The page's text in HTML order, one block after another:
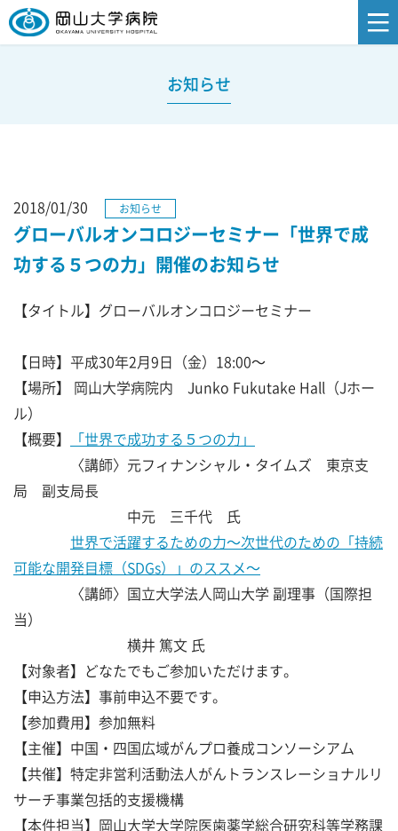
お知らせ
2018/01/30 お知らせ
グローバルオンコロジーセミナー「世界で成
功する５つの力」開催のお知らせ
【タイトル】グローバルオンコロジーセミナー
【日時】平成30年2月9日（金）18:00～
【場所】 岡山大学病院内 Junko Fukutake Hall（Jホー
ル）
【概要】
「世界で成功する５つの力」
〈講師〉元フィナンシャル・タイムズ 東京支
局 副支局長
中元 三千代 氏
世界で活躍するための力～次世代のための「持続
可能な開発目標（SDGs）」のススメ～
〈講師〉国立大学法人岡山大学 副理事（国際担
当）
横井 篤文 氏
【対象者】どなたでもご参加いただけます。
【申込方法】事前申込不要です。
【参加費用】参加無料
【主催】中国・四国広域がんプロ養成コンソーシアム
【共催】特定非営利活動法人がんトランスレーショナルリ
サーチ事業包括的支援機構
【本件担当】岡山大学大学院医歯薬学総合研究科等学務課